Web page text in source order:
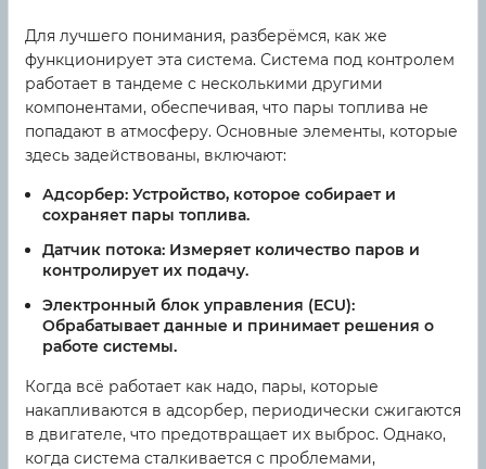
Для лучшего понимания, разберёмся, как же
функционирует эта система. Система под контролем
работает в тандеме с несколькими другими
компонентами, обеспечивая, что пары топлива не
попадают в атмосферу. Основные элементы, которые
здесь задействованы, включают:
Адсорбер: Устройство, которое собирает и
сохраняет пары топлива.
Датчик потока: Измеряет количество паров и
контролирует их подачу.
Электронный блок управления (ECU):
Обрабатывает данные и принимает решения о
работе системы.
Когда всё работает как надо, пары, которые
накапливаются в адсорбер, периодически сжигаются
в двигателе, что предотвращает их выброс. Однако,
когда система сталкивается с проблемами,